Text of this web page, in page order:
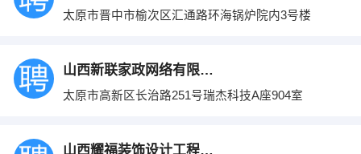
太原市晋中市榆次区汇通路环海锅炉院内3号楼
山西新联家政网络有限公司
太原市高新区长治路251号瑞杰科技A座904室
山西耀福装饰设计工程有限公司